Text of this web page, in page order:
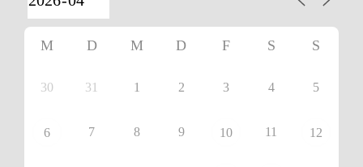
M D M D F S S
30 31 1 2 3 4 5
6 7 8 9 10 11 12